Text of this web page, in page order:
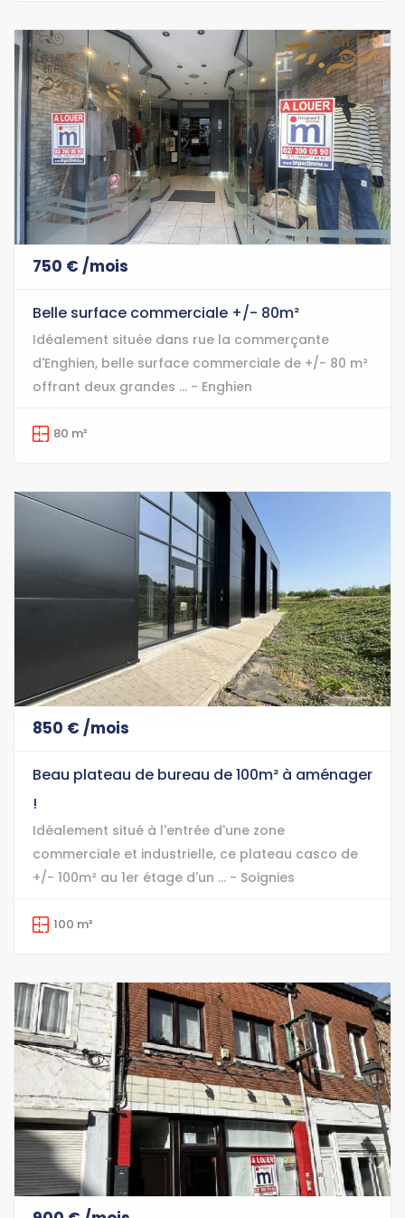
750 € /mois
Belle surface commerciale +/- 80m²
Idéalement située dans rue la commerçante
d'Enghien, belle surface commerciale de +/- 80 m²
offrant deux grandes ... - Enghien
80 m²
850 € /mois
Beau plateau de bureau de 100m² à aménager
!
Idéalement situé à l'entrée d'une zone
commerciale et industrielle, ce plateau casco de
+/- 100m² au 1er étage d'un ... - Soignies
100 m²